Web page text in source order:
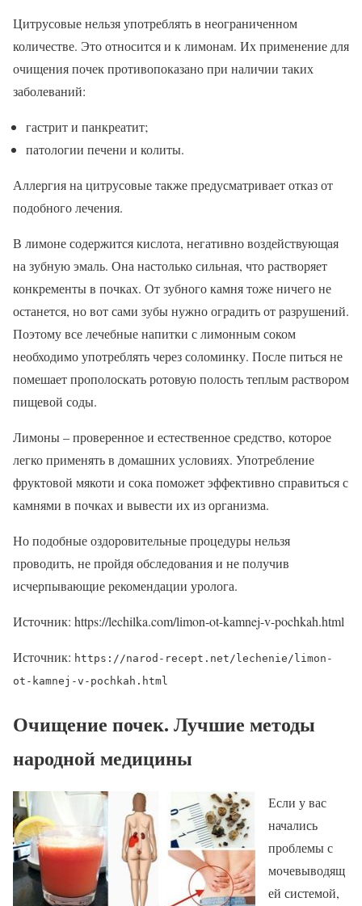
Цитрусовые нельзя употреблять в неограниченном
количестве. Это относится и к лимонам. Их применение для
очищения почек противопоказано при наличии таких
заболеваний:
гастрит и панкреатит;
патологии печени и колиты.
Аллергия на цитрусовые также предусматривает отказ от
подобного лечения.
В лимоне содержится кислота, негативно воздействующая
на зубную эмаль. Она настолько сильная, что растворяет
конкременты в почках. От зубного камня тоже ничего не
останется, но вот сами зубы нужно оградить от разрушений.
Поэтому все лечебные напитки с лимонным соком
необходимо употреблять через соломинку. После питься не
помешает прополоскать ротовую полость теплым раствором
пищевой соды.
Лимоны – проверенное и естественное средство, которое
легко применять в домашних условиях. Употребление
фруктовой мякоти и сока поможет эффективно справиться с
камнями в почках и вывести их из организма.
Но подобные оздоровительные процедуры нельзя
проводить, не пройдя обследования и не получив
исчерпывающие рекомендации уролога.
Источник: https://lechilka.com/limon-ot-kamnej-v-pochkah.html
Источник: https://narod-recept.net/lechenie/limon-
ot-kamnej-v-pochkah.html
Очищение почек. Лучшие методы
народной медицины
Если у вас
начались
проблемы с
мочевыводящ
ей системой,